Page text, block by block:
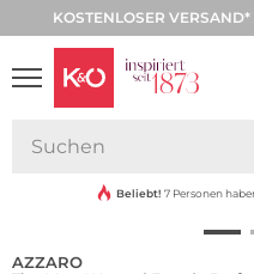
KOSTENLOSER 30
VIBES
Beliebt! 7 Personen
AZZARO